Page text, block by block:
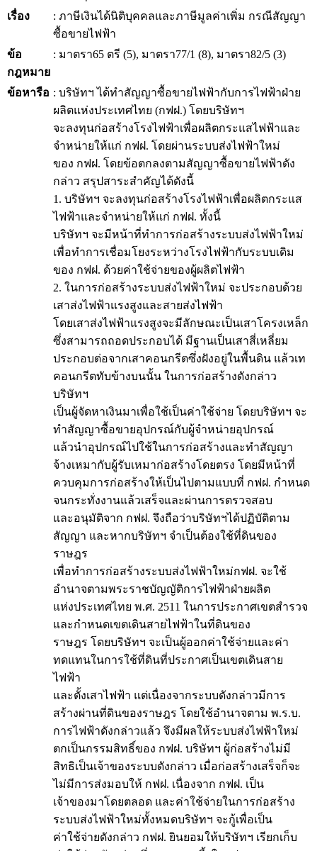
เรื่อง
: ภาษีเงินได้นิติบุคคลและภาษีมูลค่าเพิ่ม กรณีสัญญา
ซื้อขายไฟฟ้า
ข้อ
กฎหมาย
: มาตรา65 ตรี (5), มาตรา77/1 (8), มาตรา82/5 (3)
ข้อหารือ : บริษัทฯ ได้ทำสัญญาซื้อขายไฟฟ้ากับการไฟฟ้าฝ่าย
ผลิตแห่งประเทศไทย (กฟฝ.) โดยบริษัทฯ
จะลงทุนก่อสร้างโรงไฟฟ้าเพื่อผลิตกระแสไฟฟ้าและ
จำหน่ายให้แก่ กฟฝ. โดยผ่านระบบส่งไฟฟ้าใหม่
ของ กฟฝ. โดยข้อตกลงตามสัญญาซื้อขายไฟฟ้าดัง
กล่าว สรุปสาระสำคัญได้ดังนี้
1. บริษัทฯ จะลงทุนก่อสร้างโรงไฟฟ้าเพื่อผลิตกระแส
ไฟฟ้าและจำหน่ายให้แก่ กฟฝ. ทั้งนี้
บริษัทฯ จะมีหน้าที่ทำการก่อสร้างระบบส่งไฟฟ้าใหม่
เพื่อทำการเชื่อมโยงระหว่างโรงไฟฟ้ากับระบบเดิม
ของ กฟฝ. ด้วยค่าใช้จ่ายของผู้ผลิตไฟฟ้า
2. ในการก่อสร้างระบบส่งไฟฟ้าใหม่ จะประกอบด้วย
เสาส่งไฟฟ้าแรงสูงและสายส่งไฟฟ้า
โดยเสาส่งไฟฟ้าแรงสูงจะมีลักษณะเป็นเสาโครงเหล็ก
ซึ่งสามารถถอดประกอบได้ มีฐานเป็นเสาสี่เหลี่ยม
ประกอบต่อจากเสาคอนกรีตซึ่งฝังอยู่ในพื้นดิน แล้วเท
คอนกรีตทับข้างบนนั้น ในการก่อสร้างดังกล่าว
บริษัทฯ
เป็นผู้จัดหาเงินมาเพื่อใช้เป็นค่าใช้จ่าย โดยบริษัทฯ จะ
ทำสัญญาซื้อขายอุปกรณ์กับผู้จำหน่ายอุปกรณ์
แล้วนำอุปกรณ์ไปใช้ในการก่อสร้างและทำสัญญา
จ้างเหมากับผู้รับเหมาก่อสร้างโดยตรง โดยมีหน้าที่
ควบคุมการก่อสร้างให้เป็นไปตามแบบที่ กฟฝ. กำหนด
จนกระทั่งงานแล้วเสร็จและผ่านการตรวจสอบ
และอนุมัติจาก กฟฝ. จึงถือว่าบริษัทฯได้ปฏิบัติตาม
สัญญา และหากบริษัทฯ จำเป็นต้องใช้ที่ดินของ
ราษฎร
เพื่อทำการก่อสร้างระบบส่งไฟฟ้าใหม่กฟฝ. จะใช้
อำนาจตามพระราชบัญญัติการไฟฟ้าฝ่ายผลิต
แห่งประเทศไทย พ.ศ. 2511 ในการประกาศเขตสำรวจ
และกำหนดเขตเดินสายไฟฟ้าในที่ดินของ
ราษฎร โดยบริษัทฯ จะเป็นผู้ออกค่าใช้จ่ายและค่า
ทดแทนในการใช้ที่ดินที่ประกาศเป็นเขตเดินสาย
ไฟฟ้า
และตั้งเสาไฟฟ้า แต่เนื่องจากระบบดังกล่าวมีการ
สร้างผ่านที่ดินของราษฎร โดยใช้อำนาจตาม พ.ร.บ.
การไฟฟ้าดังกล่าวแล้ว จึงมีผลให้ระบบส่งไฟฟ้าใหม่
ตกเป็นกรรมสิทธิ์ของ กฟฝ. บริษัทฯ ผู้ก่อสร้างไม่มี
สิทธิเป็นเจ้าของระบบดังกล่าว เมื่อก่อสร้างเสร็จก็จะ
ไม่มีการส่งมอบให้ กฟฝ. เนื่องจาก กฟฝ. เป็น
เจ้าของมาโดยตลอด และค่าใช้จ่ายในการก่อสร้าง
ระบบส่งไฟฟ้าใหม่ทั้งหมดบริษัทฯ จะกู้เพื่อเป็น
ค่าใช้จ่ายดังกล่าว กฟฝ. ยินยอมให้บริษัทฯ เรียกเก็บ